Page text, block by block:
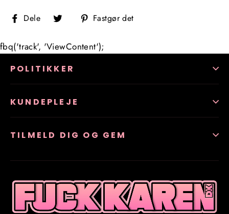
Dele Del Tweet
på
Fastgør det
fbq('track', 'ViewContent');
POLITIKKER
KUNDEPLEJE
TILMELD DIG OG GEM